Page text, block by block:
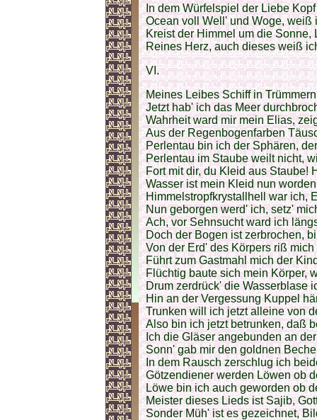
In dem Würfelspiel der Liebe
Ocean voll Well' und Woge, weiß
Kreist der Himmel um die Sonne,
Reines Herz, auch dieses weiß
VI.
Meines Leibes Schiff in
Jetzt hab' ich das Meer
Wahrheit ward mir mein Elias,
Aus der Regenbogenfarben
Perlentau bin ich der Sphären,
Perlentau im Staube weilt nicht,
Fort mit dir, du Kleid aus Staube!
Wasser ist mein Kleid nun
Himmelstropfkrystallhell war ich,
Nun geborgen werd' ich, setz'
Ach, vor Sehnsucht ward ich
Doch der Bogen ist zerbrochen,
Von der Erd' des Körpers riß
Führt zum Gastmahl mich der
Flüchtig baute sich mein Körper,
Drum zerdrück' die Wasserblase
Hin an der Vergessung Kuppel
Trunken will ich jetzt alleine von
Also bin ich jetzt betrunken, daß
Ich die Gläser angebunden an
Sonn' gab mir den goldnen
In dem Rausch zerschlug ich
Götzendiener werden Löwen ob
Löwe bin ich auch geworden ob
Meister dieses Lieds ist Sajib,
Sonder Müh' ist es gezeichnet,